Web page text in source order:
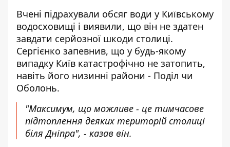
Вчені підрахували обсяг води у Київському
водосховищі і виявили, що він не здатен
завдати серйозної шкоди столиці.
Сергієнко запевнив, що у будь-якому
випадку Київ катастрофічно не затопить,
навіть його низинні райони - Поділ чи
Оболонь.
"Максимум, що можливе - це тимчасове
підтоплення деяких територій столиці
біля Дніпра", - казав він.